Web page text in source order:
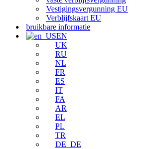
Vestigingsvergunning EU
Verblijfskaart EU
bruikbare informatie
EN
UK
RU
NL
FR
ES
IT
FA
AR
EL
PL
TR
DE_DE